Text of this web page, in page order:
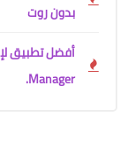
بدون روت
Manager.